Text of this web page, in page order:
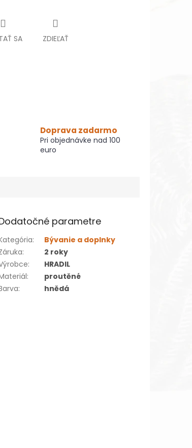
SA ZDIEĽAŤ
Doprava zadarmo
Pri objednávke nad 100
euro
parametre
:
Bývanie a doplnky
:
2 roky
:
HRADIL
:
proutěné
: hnědá